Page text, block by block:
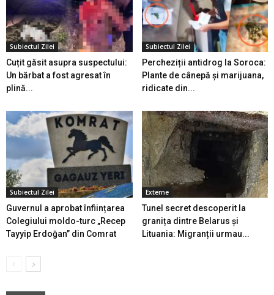
Subiectul Zilei
Cuțit găsit asupra suspectului:
Un bărbat a fost agresat în
plină...
Subiectul Zilei
Percheziții antidrog la Soroca:
Plante de cânepă și marijuana,
ridicate din...
Subiectul Zilei
Guvernul a aprobat înființarea
Colegiului moldo-turc „Recep
Tayyip Erdoğan” din Comrat
Externe
Tunel secret descoperit la
granița dintre Belarus și
Lituania: Migranții urmau...